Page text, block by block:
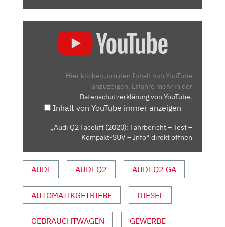
FAHRBERICHT
KOMPAKT-
INFO“
VON
ANZEIGEN
Hier klicken, um den Inhalt von YouTube
anzuzeigen. Erfahre mehr in der
Datenschutzerklärung von YouTube.
Inhalt von YouTube immer anzeigen
„Audi Q2 Facelift (2020): Fahrbericht – Test –
Kompakt-SUV – Info“ direkt öffnen
AUDI AUDI Q2 AUDI Q2 GA
AUTOMATIKGETRIEBE DIESEL
GEBRAUCHTWAGEN GEWERBE